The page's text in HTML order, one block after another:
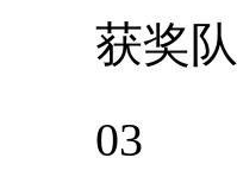
获奖队
03